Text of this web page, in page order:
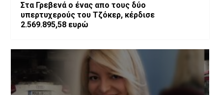
Στα Γρεβενά ο ένας απο τους δύο
υπερτυχερούς του Τζόκερ, κέρδισε
2.569.895,58 ευρώ